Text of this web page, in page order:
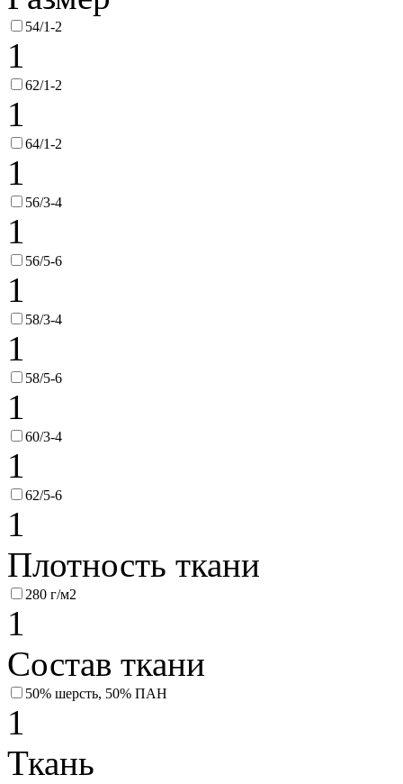
54/1-2
1
62/1-2
1
64/1-2
1
56/3-4
1
56/5-6
1
58/3-4
1
58/5-6
1
60/3-4
1
62/5-6
1
Плотность ткани
280 г/м2
1
Состав ткани
50% шерсть, 50% ПАН
1
Ткань